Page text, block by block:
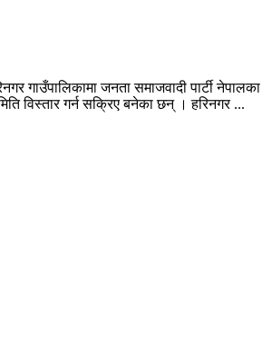
गाउँपालिकामा जनता समाजवादी पार्टी नेपालका
विस्तार गर्न सक्रिए बनेका छन् । हरिनगर ...